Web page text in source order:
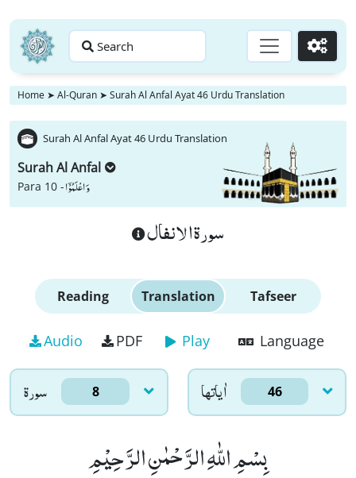
Search Go
Home ➤ Al-Quran ➤ Surah Al Anfal Ayat 46 Urdu Translation
Surah Al Anfal Ayat 46 Urdu Translation
Surah Al Anfal
Para 10 -وَ اعْلَمُوْۤا
سورة الانفال
Reading Translation Tafseer
Audio PDF Play Language
سورۃ 8 اٰياتها 46
بِسْمِ اللّٰهِ الرَّحْمٰنِ الرَّحِیْمِ